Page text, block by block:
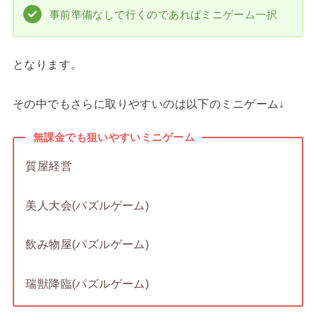
事前準備なしで行くのであればミニゲーム一択
となります。
その中でもさらに取りやすいのは以下のミニゲーム↓
無課金でも狙いやすいミニゲーム
質屋経営
美人大会(パズルゲーム)
飲み物屋(パズルゲーム)
瑞獣降臨(パズルゲーム)